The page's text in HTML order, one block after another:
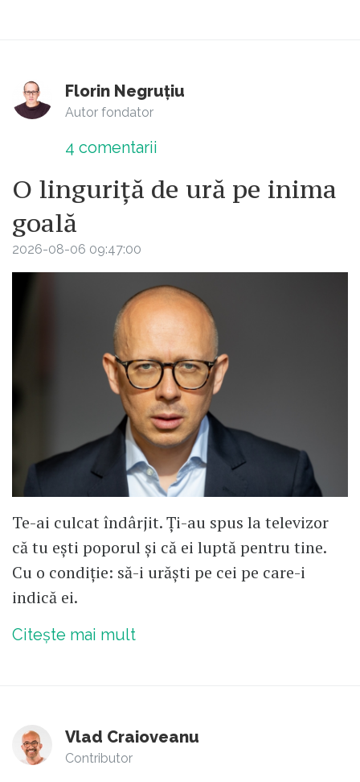
Florin Negruțiu
Autor fondator
4 comentarii
O linguriță de ură pe inima
goală
2026-08-06 09:47:00
Te-ai culcat îndârjit. Ți-au spus la televizor
că tu ești poporul și că ei luptă pentru tine.
Cu o condiție: să-i urăști pe cei pe care-i
indică ei.
Citește mai mult
Vlad Craioveanu
Contributor